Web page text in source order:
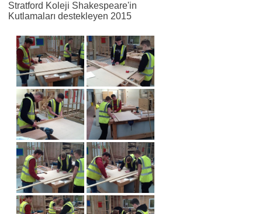
Stratford Koleji Shakespeare'in
Kutlamaları destekleyen 2015